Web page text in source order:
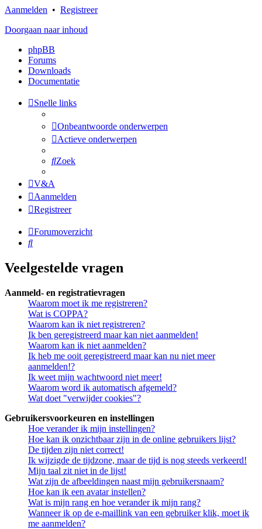
Aanmelden • Registreer
Doorgaan naar inhoud
phpBB
Forums
Downloads
Documentatie
Snelle links
Onbeantwoorde onderwerpen
Actieve onderwerpen
Zoek
V&A
Aanmelden
Registreer
Forumoverzicht
Zoek
Veelgestelde vragen
Aanmeld- en registratievragen
Waarom moet ik me registreren?
Wat is COPPA?
Waarom kan ik niet registreren?
Ik ben geregistreerd maar kan niet aanmelden!
Waarom kan ik niet aanmelden?
Ik heb me ooit geregistreerd maar kan nu niet meer
aanmelden!?
Ik weet mijn wachtwoord niet meer!
Waarom word ik automatisch afgemeld?
Wat doet "verwijder cookies"?
Gebruikersvoorkeuren en instellingen
Hoe verander ik mijn instellingen?
Hoe kan ik onzichtbaar zijn in de online gebruikers lijst?
De tijden zijn niet correct!
Ik wijzigde de tijdzone, maar de tijd is nog steeds verkeerd!
Mijn taal zit niet in de lijst!
Wat zijn de afbeeldingen naast mijn gebruikersnaam?
Hoe kan ik een avatar instellen?
Wat is mijn rang en hoe verander ik mijn rang?
Wanneer ik op de e-maillink van een gebruiker klik, moet ik
me aanmelden?